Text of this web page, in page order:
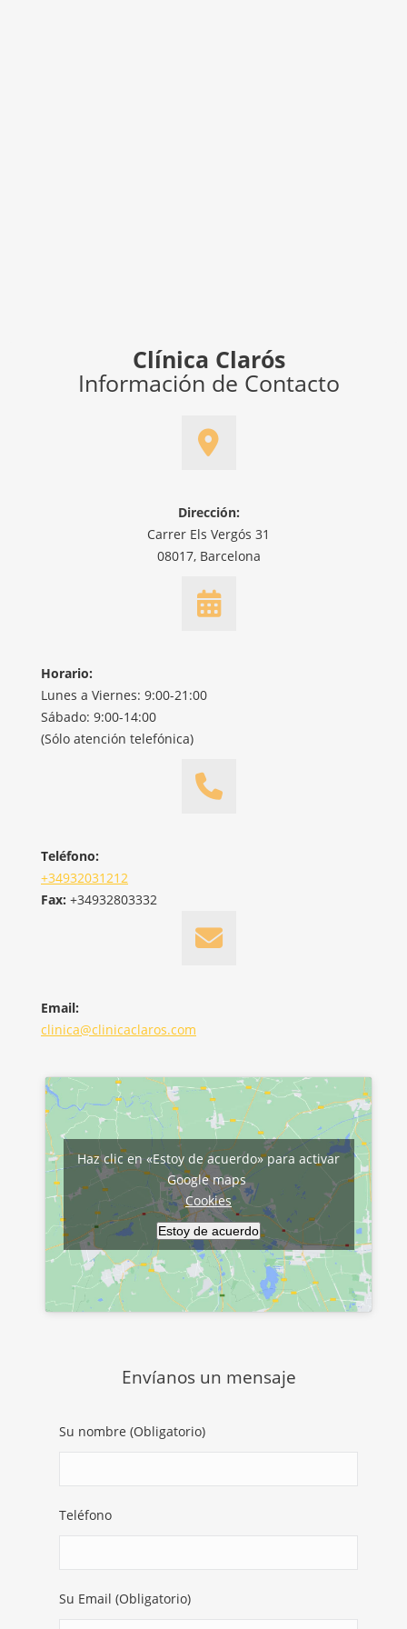
Clínica Clarós
Información de Contacto
Dirección:
Carrer Els Vergós 31
08017, Barcelona
Horario:
Lunes a Viernes: 9:00-21:00
Sábado: 9:00-14:00
(Sólo atención telefónica)
Teléfono:
+34932031212
Fax: +34932803332
Email:
clinica@clinicaclaros.com
Haz clic en «Estoy de acuerdo» para activar
Google maps
Cookies
Estoy de acuerdo
Envíanos un mensaje
Su nombre (Obligatorio)
Teléfono
Su Email (Obligatorio)